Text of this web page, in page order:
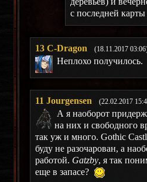
с последней
13 C-Dragon (18.11.2017
Неплохо получилось.
11 Jourgensen (22.02.2017
А я наоборот
на них и свободного
так уж и много. Gothic
буду не разочарован, а
работой. Gatzby, я так
еще в запасе?